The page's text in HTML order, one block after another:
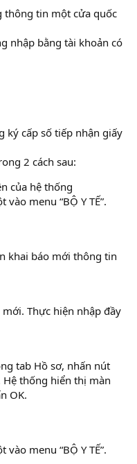
thông tin một cửa quốc
nhập bằng tài khoản có
ký cấp số tiếp nhận giấy
2 cách sau:
của hệ thống
menu “BỘ Y TẾ”.
khai báo mới thông tin
Thực hiện nhập đầy
tab Hồ sơ, nhấn nút
thống hiển thị màn
OK.
menu “BỘ Y TẾ”.